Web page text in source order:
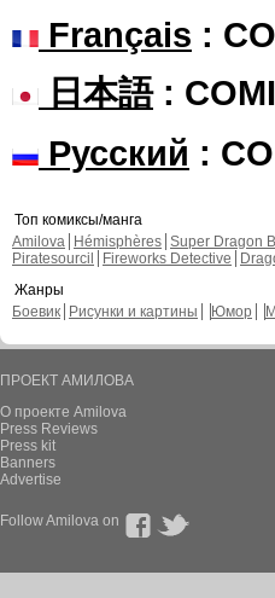
Français :
日本語:
Русский :
Топ комиксы/манга
Amilova
Hémisphères Super Dragon
Piratesourcil
Fireworks Detective
Жанры
Боевик
Рисунки и картины Юмор
ПРОЕКТ АМИЛОВА
О проекте Amilova
Press Reviews
Press kit
Banners
Advertise
Follow Amilova on